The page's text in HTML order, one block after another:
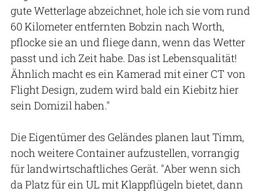
gute Wetterlage abzeichnet, hole ich sie vom rund
60 Kilometer entfernten Bobzin nach Worth,
pflocke sie an und fliege dann, wenn das Wetter
passt und ich Zeit habe. Das ist Lebensqualität!
Ähnlich macht es ein Kamerad mit einer CT von
Flight Design, zudem wird bald ein Kiebitz hier
sein Domizil haben."
Die Eigentümer des Geländes planen laut Timm,
noch weitere Container aufzustellen, vorrangig
für landwirtschaftliches Gerät. "Aber wenn sich
da Platz für ein UL mit Klappflügeln bietet, dann